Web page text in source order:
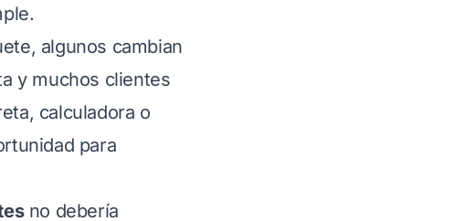
algunos cambian
y muchos clientes
calculadora o
para
no debería